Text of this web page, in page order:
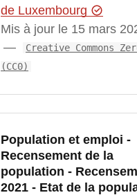
de Luxembourg
Mis à jour le 15 mars
Creative Commons
(CC0)
Population et emploi -
Recensement de la
population -
2021 - Etat de la